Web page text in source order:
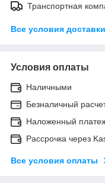
Транспортная
Все условия доставки
Условия оплаты
Наличными
Безналичный
Наложенный
Рассрочка через
Все условия оплаты